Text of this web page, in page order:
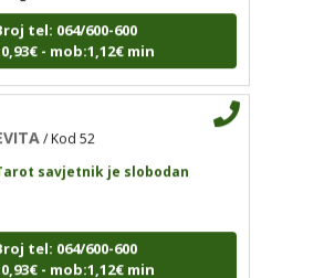
Broj tel: 064/600-600
- mob:1,12€ min
tel: 064/600-600
- mob:1,12€ min
/ Kod 52
savjetnik je slobodan
tel: 064/600-600
- mob:1,12€ min